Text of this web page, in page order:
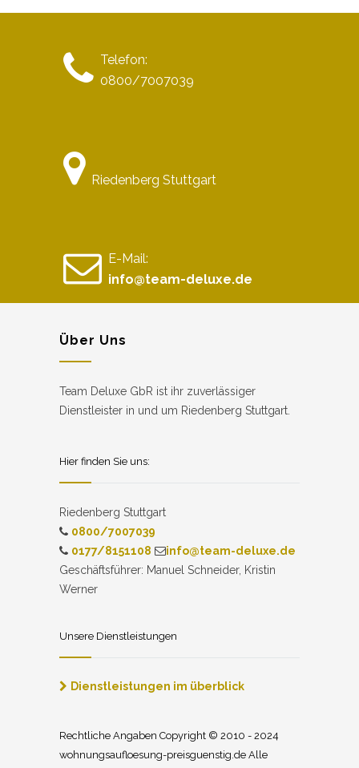
Telefon:
0800/7007039
Riedenberg Stuttgart
E-Mail:
info@team-deluxe.de
Über Uns
Team Deluxe GbR ist ihr zuverlässiger
Dienstleister in und um Riedenberg Stuttgart.
Hier finden Sie uns:
Riedenberg Stuttgart
0800/7007039
0177/8151108
info@team-deluxe.de
Geschäftsführer: Manuel Schneider, Kristin
Werner
Unsere Dienstleistungen
Dienstleistungen im überblick
Rechtliche Angaben Copyright © 2010 - 2024
wohnungsaufloesung-preisguenstig.de Alle